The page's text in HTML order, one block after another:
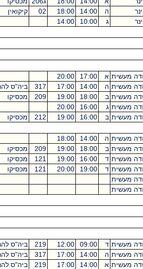
14:00
18:00
02 קיקואין
4
10:00
14:00
17:00
20:00
14:00
17:00
317 ביה"ס להנדסאים 3
18:00
19:00
209 מכסיקו
1
16:00
20:00
16:00
19:00
212 מכסיקו 3
14:00
18:00
18:00
19:00
209 מכסיקו
1
16:00
19:00
121 מכסיקו
3
19:00
20:00
121 מכסיקו
1
09:00
12:00
219 ביה"ס להנדסאים 3
14:00
17:00
317 ביה"ס להנדסאים 3
14:00
17:00
219 ביה"ס להנדסאים 3